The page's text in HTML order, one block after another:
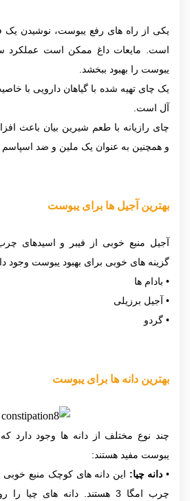
یکی از راه های رفع یبوست، نوشیدن
است. مایعات داغ ممکن است عملکرد
یبوست را بهبود ببخشد.
یک چای تهیه شده با گیاهان دارویی با
آل است.
چای رازیانه با طعم شیرین بیان باعث
و همچنین به عنوان یک ملین و ضد
بهترین آجیل ها برای یبوست
گزینه های خوبی برای بهبود یبوست وجود
• بادام ها
• آجیل برزیلی
• گردو
بهترین دانه ها برای یبوست
چند نوع مختلف از دانه ها وجود دارد
یبوست مفید هستند:
• دانه چیا: این دانه های کوچک منبع خوبی
چرب امگا 3 هستند. دانه های چیا